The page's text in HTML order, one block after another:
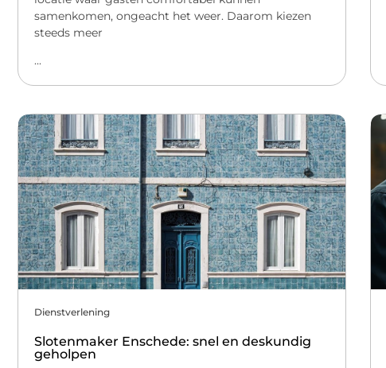
samenkomen, ongeacht het weer. Daarom kiezen
steeds meer
...
Dienstverlening
Slotenmaker Enschede: snel en deskundig
geholpen